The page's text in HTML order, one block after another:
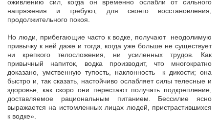
оживлению сил, когда он временно ослабли от сильного
напряжения и требуют, для своего восстановления,
продолжительного покоя.
Но люди, прибегающие часто к водке, получают неодолимую
привычку к ней даже и тогда, когда уже больше не существует
ни крепкого телосложения, ни усиленных трудов. Как
привычный напиток, водка производит, что многократно
доказано, умственную тупость, наклонность к дикости; она
быстро и, так сказать, настойчиво ослабляет силы телесные и
здоровье, как скоро они перестают получать подкрепление,
доставляемое рациональным питанием. Бессилие ясно
выражается на истомленных лицах людей, пристрастившихся
к водке».